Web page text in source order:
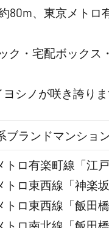
80m、東京メトロ
ク・宅配ボックス
シノが咲き誇りま
ブランドマンショ
トロ有楽町線「江
トロ東西線「神楽
トロ東西線「飯田